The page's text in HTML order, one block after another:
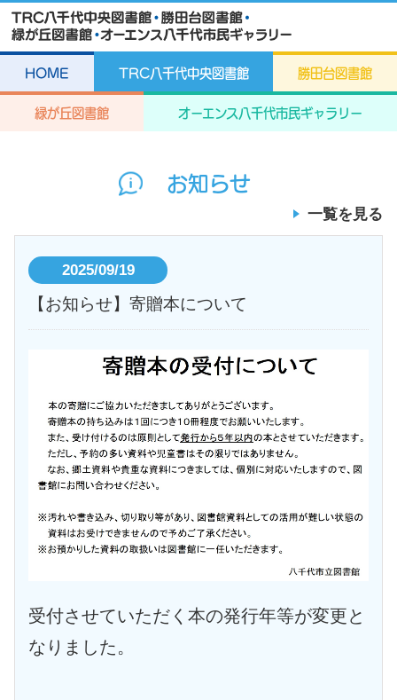
HOME TRC八千代中央図書館 勝田台図書館
緑が丘図書館 オーエンス八千代市民ギャラリー
お知らせ
一覧を見る
2025/09/19
【お知らせ】寄贈本について
受付させていただく本の発行年等が変更と
なりました。